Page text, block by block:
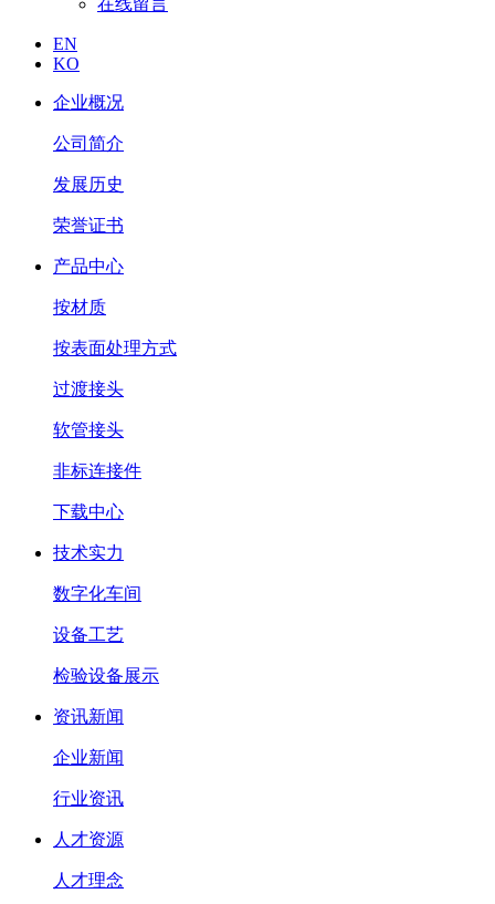
EN
KO
企业概况
公司简介
发展历史
荣誉证书
产品中心
按材质
按表面处理方式
过渡接头
软管接头
非标连接件
下载中心
技术实力
数字化车间
设备工艺
检验设备展示
资讯新闻
企业新闻
行业资讯
人才资源
人才理念